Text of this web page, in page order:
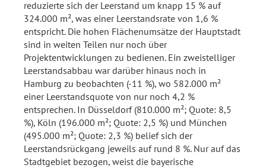
reduzierte sich der Leerstand um knapp 15 % auf
324.000 m², was einer Leerstandsrate von 1,6 %
entspricht. Die hohen Flächenumsätze der Hauptstadt
sind in weiten Teilen nur noch über
Projektentwicklungen zu bedienen. Ein zweistelliger
Leerstandsabbau war darüber hinaus noch in
Hamburg zu beobachten (-11 %), wo 582.000 m²
einer Leerstandsquote von nur noch 4,2 %
entsprechen. In Düsseldorf (810.000 m²; Quote: 8,5
%), Köln (196.000 m²; Quote: 2,5 %) und München
(495.000 m²; Quote: 2,3 %) belief sich der
Leerstandsrückgang jeweils auf rund 8 %. Nur auf das
Stadtgebiet bezogen, weist die bayerische